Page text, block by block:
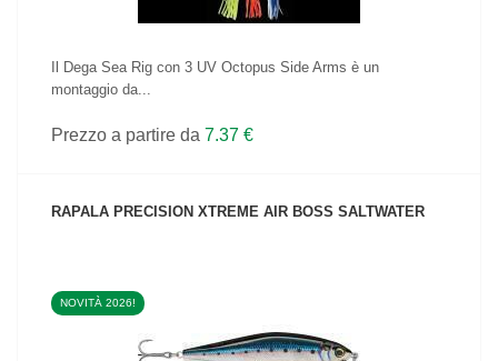
Il Dega Sea Rig con 3 UV Octopus Side Arms è un
montaggio da...
Prezzo a partire da 7.37 €
RAPALA PRECISION XTREME AIR BOSS SALTWATER
NOVITÀ 2026!